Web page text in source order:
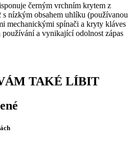
černým vrchním krytem z
nízkým obsahem uhlíku (používanou
mechanickými spínači a kryty kláves
a vynikající odolnost zápas
TAKÉ LÍBIT